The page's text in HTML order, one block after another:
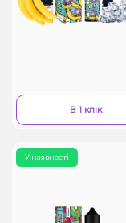
В 1 клік
У наявності